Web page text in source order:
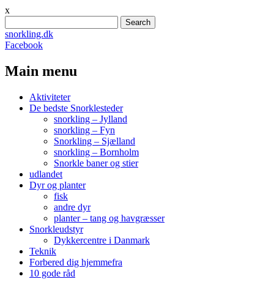
x
for:
snorkling.dk
Facebook
Main menu
Skip
Aktiviteter
De bedste Snorklesteder
snorkling – Jylland
snorkling – Fyn
Snorkling – Sjælland
snorkling – Bornholm
Snorkle baner og stier
udlandet
Dyr og planter
fisk
andre dyr
planter – tang og havgræsser
Snorkleudstyr
Dykkercentre i Danmark
Teknik
Forbered dig hjemmefra
10 gode råd